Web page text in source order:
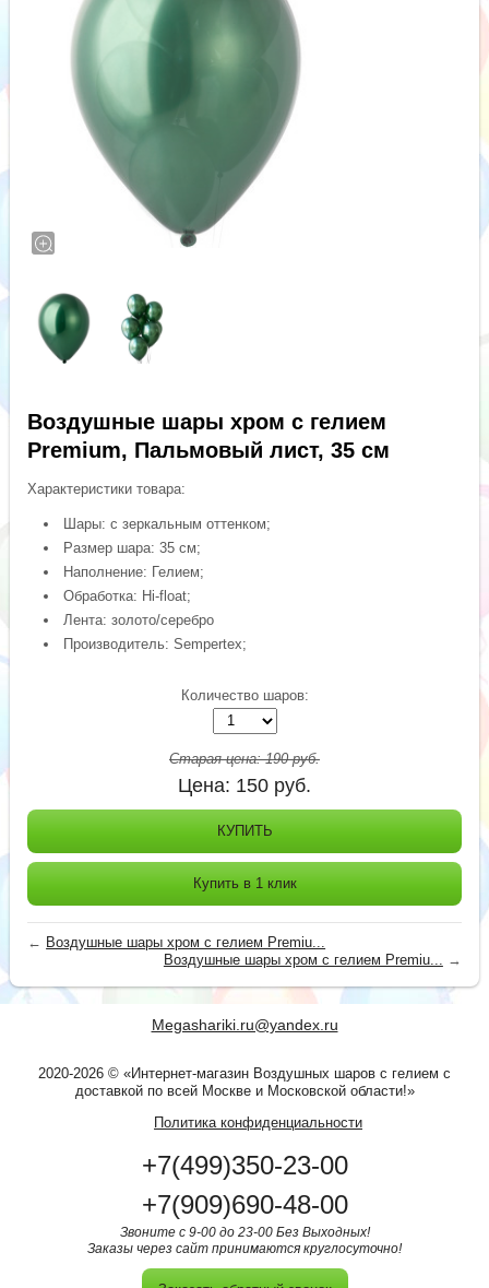
Воздушные шары хром с гелием
Premium, Пальмовый лист, 35 см
Характеристики товара:
Шары: с зеркальным оттенком;
Размер шара: 35 см;
Наполнение: Гелием;
Обработка: Hi-float;
Лента: золото/серебро
Производитель: Sempertex;
Количество шаров:
Старая цена:190руб.
Цена: 150 руб.
КУПИТЬ
Купить в 1 клик
← Воздушные шары хром с гелием Premiu...
Воздушные шары хром с гелием Premiu...
→
Megashariki.ru@yandex.ru
2020-2026 © «Интернет-магазин Воздушных шаров с гелием с
доставкой по всей Москве и Московской области!»
Политика конфиденциальности
+7(499)350-23-00
+7(909)690-48-00
Звоните с 9-00 до 23-00 Без Выходных!
Заказы через сайт принимаются круглосуточно!